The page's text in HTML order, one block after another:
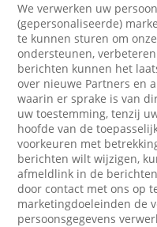
We verwerken uw
(gepersonaliseerde)
te kunnen sturen om
ondersteunen,
berichten kunnen het
over nieuwe Partners en
waarin er sprake is van
uw toestemming, tenzij
hoofde van de
voorkeuren met
berichten wilt wijzigen,
afmeldlink in de
door contact met ons op
marketingdoeleinden de
persoonsgegevens